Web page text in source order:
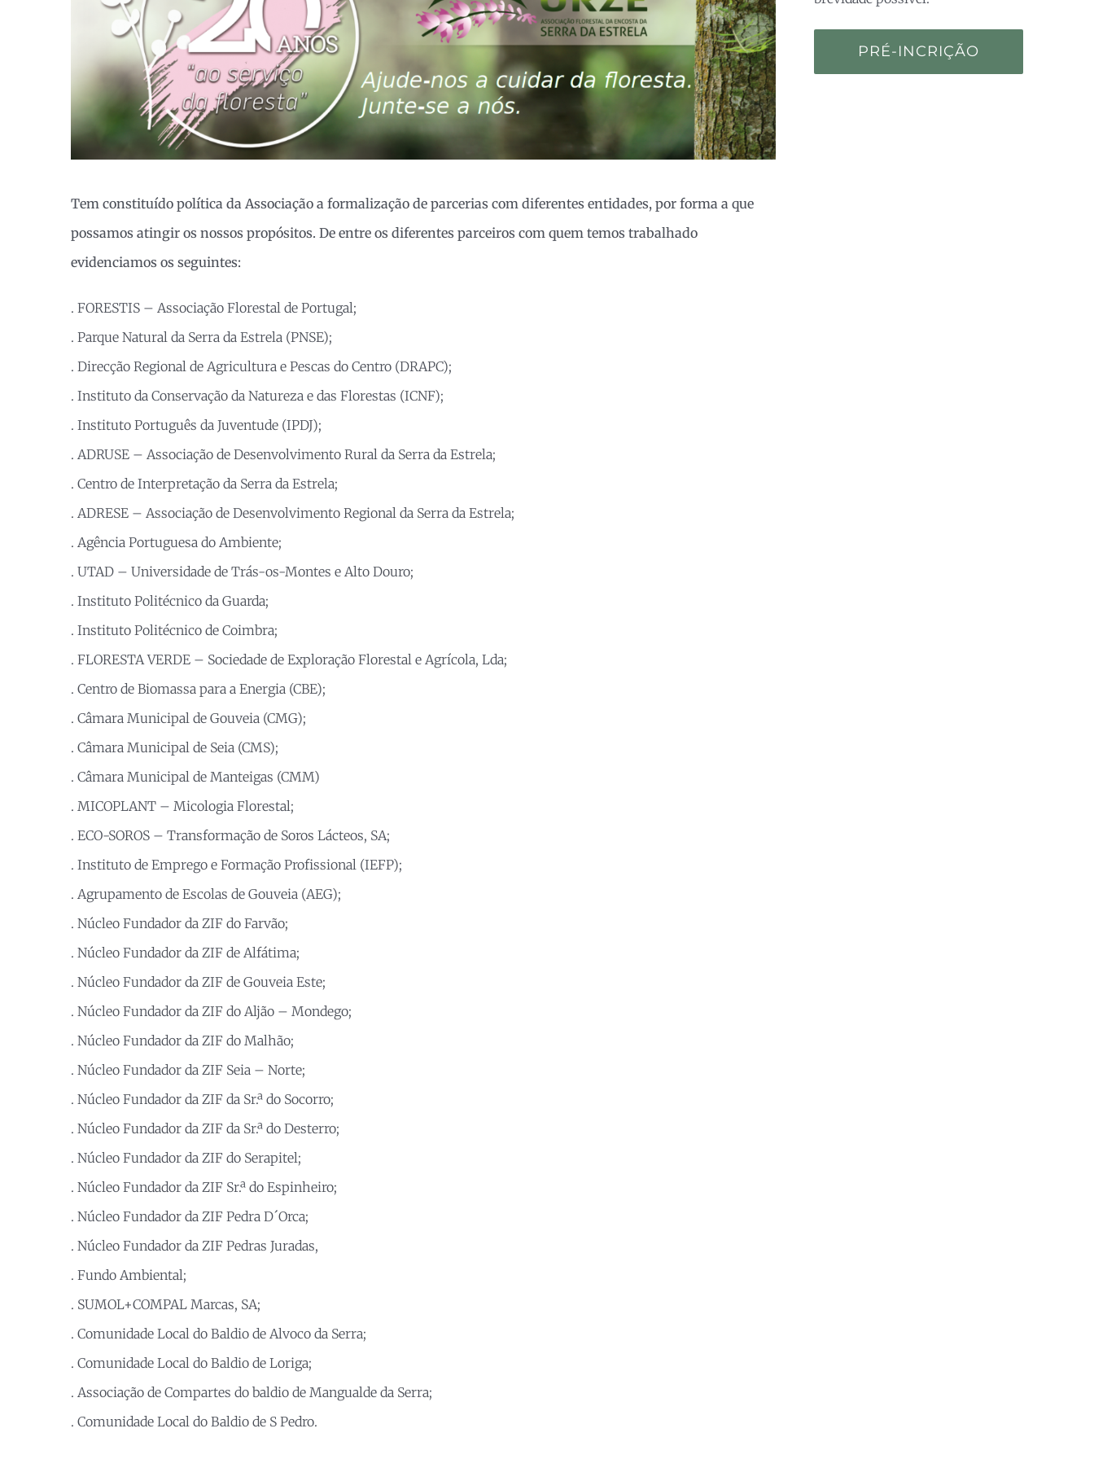
Tem constituído política da Associação a formalização de parcerias com diferentes entidades, por forma a que
possamos atingir os nossos propósitos. De entre os diferentes parceiros com quem temos trabalhado
evidenciamos os seguintes:
. FORESTIS – Associação Florestal de Portugal;
. Parque Natural da Serra da Estrela (PNSE);
. Direcção Regional de Agricultura e Pescas do Centro (DRAPC);
. Instituto da Conservação da Natureza e das Florestas (ICNF);
. Instituto Português da Juventude (IPDJ);
. ADRUSE – Associação de Desenvolvimento Rural da Serra da Estrela;
. Centro de Interpretação da Serra da Estrela;
. ADRESE – Associação de Desenvolvimento Regional da Serra da Estrela;
. Agência Portuguesa do Ambiente;
. UTAD – Universidade de Trás-os-Montes e Alto Douro;
. Instituto Politécnico da Guarda;
. Instituto Politécnico de Coimbra;
. FLORESTA VERDE – Sociedade de Exploração Florestal e Agrícola, Lda;
. Centro de Biomassa para a Energia (CBE);
. Câmara Municipal de Gouveia (CMG);
. Câmara Municipal de Seia (CMS);
. Câmara Municipal de Manteigas (CMM)
. MICOPLANT – Micologia Florestal;
. ECO-SOROS – Transformação de Soros Lácteos, SA;
. Instituto de Emprego e Formação Profissional (IEFP);
. Agrupamento de Escolas de Gouveia (AEG);
. Núcleo Fundador da ZIF do Farvão;
. Núcleo Fundador da ZIF de Alfátima;
. Núcleo Fundador da ZIF de Gouveia Este;
. Núcleo Fundador da ZIF do Aljão – Mondego;
. Núcleo Fundador da ZIF do Malhão;
. Núcleo Fundador da ZIF Seia – Norte;
. Núcleo Fundador da ZIF da Sr.ª do Socorro;
. Núcleo Fundador da ZIF da Sr.ª do Desterro;
. Núcleo Fundador da ZIF do Serapitel;
. Núcleo Fundador da ZIF Sr.ª do Espinheiro;
. Núcleo Fundador da ZIF Pedra D´Orca;
. Núcleo Fundador da ZIF Pedras Juradas,
. Fundo Ambiental;
. SUMOL+COMPAL Marcas, SA;
. Comunidade Local do Baldio de Alvoco da Serra;
. Comunidade Local do Baldio de Loriga;
. Associação de Compartes do baldio de Mangualde da Serra;
. Comunidade Local do Baldio de S Pedro.
PRÉ-INCRIÇÃO